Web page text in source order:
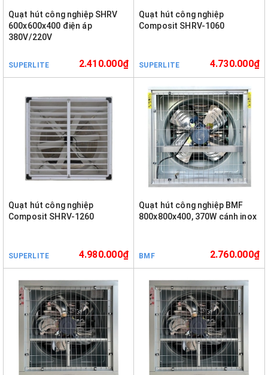
Quạt hút công nghiệp SHRV
600x600x400 điện áp
380V/220V
SUPERLITE 2.410.000₫
Quạt hút công nghiệp
Composit SHRV-1060
SUPERLITE 4.730.000₫
Quạt hút công nghiệp
Composit SHRV-1260
SUPERLITE 4.980.000₫
Quạt hút công nghiệp BMF
800x800x400, 370W cánh inox
BMF 2.760.000₫